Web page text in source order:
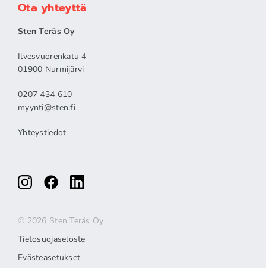
Ota yhteyttä
Sten Teräs Oy
Ilvesvuorenkatu 4
01900 Nurmijärvi
0207 434 610
myynti@sten.fi
Yhteystiedot
© 2026 Sten Teräs Oy
Tietosuojaseloste
Evästeasetukset